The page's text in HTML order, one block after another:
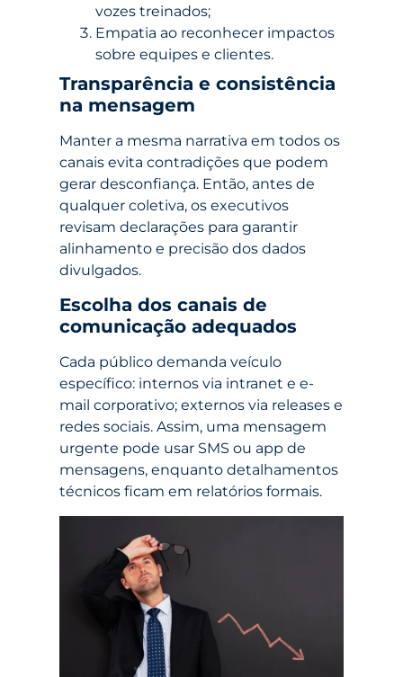
vozes treinados;
Empatia ao reconhecer impactos
sobre equipes e clientes.
Transparência e consistência
na mensagem
Manter a mesma narrativa em todos os
canais evita contradições que podem
gerar desconfiança. Então, antes de
qualquer coletiva, os executivos
revisam declarações para garantir
alinhamento e precisão dos dados
divulgados.
Escolha dos canais de
comunicação adequados
Cada público demanda veículo
específico: internos via intranet e e-
mail corporativo; externos via releases e
redes sociais. Assim, uma mensagem
urgente pode usar SMS ou app de
mensagens, enquanto detalhamentos
técnicos ficam em relatórios formais.